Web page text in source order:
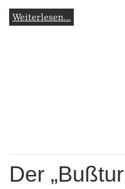
Weiterlesen...
Der